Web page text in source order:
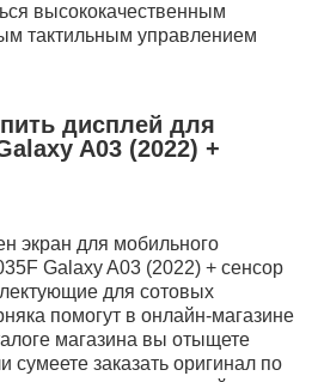
высококачественным
тактильным управлением
дисплей для
A03 (2022) +
экран для мобильного
Galaxy A03 (2022) + сенсор
для сотовых
помогут в онлайн-магазине
магазина вы отыщете
сумеете заказать оригинал по